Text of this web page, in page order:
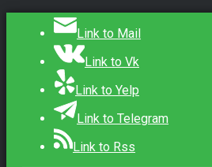
Link to Mail
Link to Vk
Link to Yelp
Link to Telegram
Link to Rss